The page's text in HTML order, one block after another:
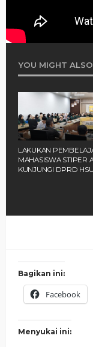
YOU MIGHT
‎BUPATI HSU SAMBUT
KEDATANGAN
KKN-MAGANG
Bagikan ini:
Facebook
Menyukai ini: